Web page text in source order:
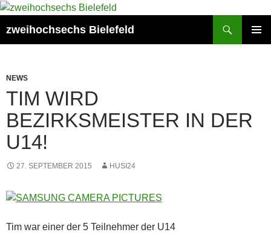
Zum
springen
zweihochsechs Bielefeld
NEWS
TIM WIRD
BEZIRKSMEISTER IN DER
U14!
27. SEPTEMBER 2015 HUSI24
Tim war einer der 5 Teilnehmer der U14